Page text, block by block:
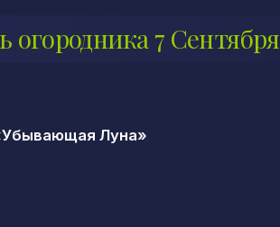
7 Сентября
Луна»